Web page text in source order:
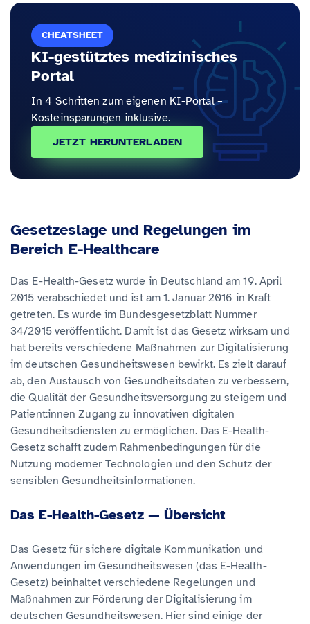
CHEATSHEET
KI-gestütztes medizinisches
Portal
In 4 Schritten zum eigenen KI-Portal –
Kosteinsparungen inklusive.
JETZT HERUNTERLADEN
Gesetzeslage und Regelungen im
Bereich E-Healthcare
Das E-Health-Gesetz wurde in Deutschland am 19. April
2015 verabschiedet und ist am 1. Januar 2016 in Kraft
getreten. Es wurde im Bundesgesetzblatt Nummer
34/2015 veröffentlicht. Damit ist das Gesetz wirksam und
hat bereits verschiedene Maßnahmen zur Digitalisierung
im deutschen Gesundheitswesen bewirkt. Es zielt darauf
ab, den Austausch von Gesundheitsdaten zu verbessern,
die Qualität der Gesundheitsversorgung zu steigern und
Patient:innen Zugang zu innovativen digitalen
Gesundheitsdiensten zu ermöglichen. Das E-Health-
Gesetz schafft zudem Rahmenbedingungen für die
Nutzung moderner Technologien und den Schutz der
sensiblen Gesundheitsinformationen.
Das E-Health-Gesetz — Übersicht
Das Gesetz für sichere digitale Kommunikation und
Anwendungen im Gesundheitswesen (das E-Health-
Gesetz) beinhaltet verschiedene Regelungen und
Maßnahmen zur Förderung der Digitalisierung im
deutschen Gesundheitswesen. Hier sind einige der